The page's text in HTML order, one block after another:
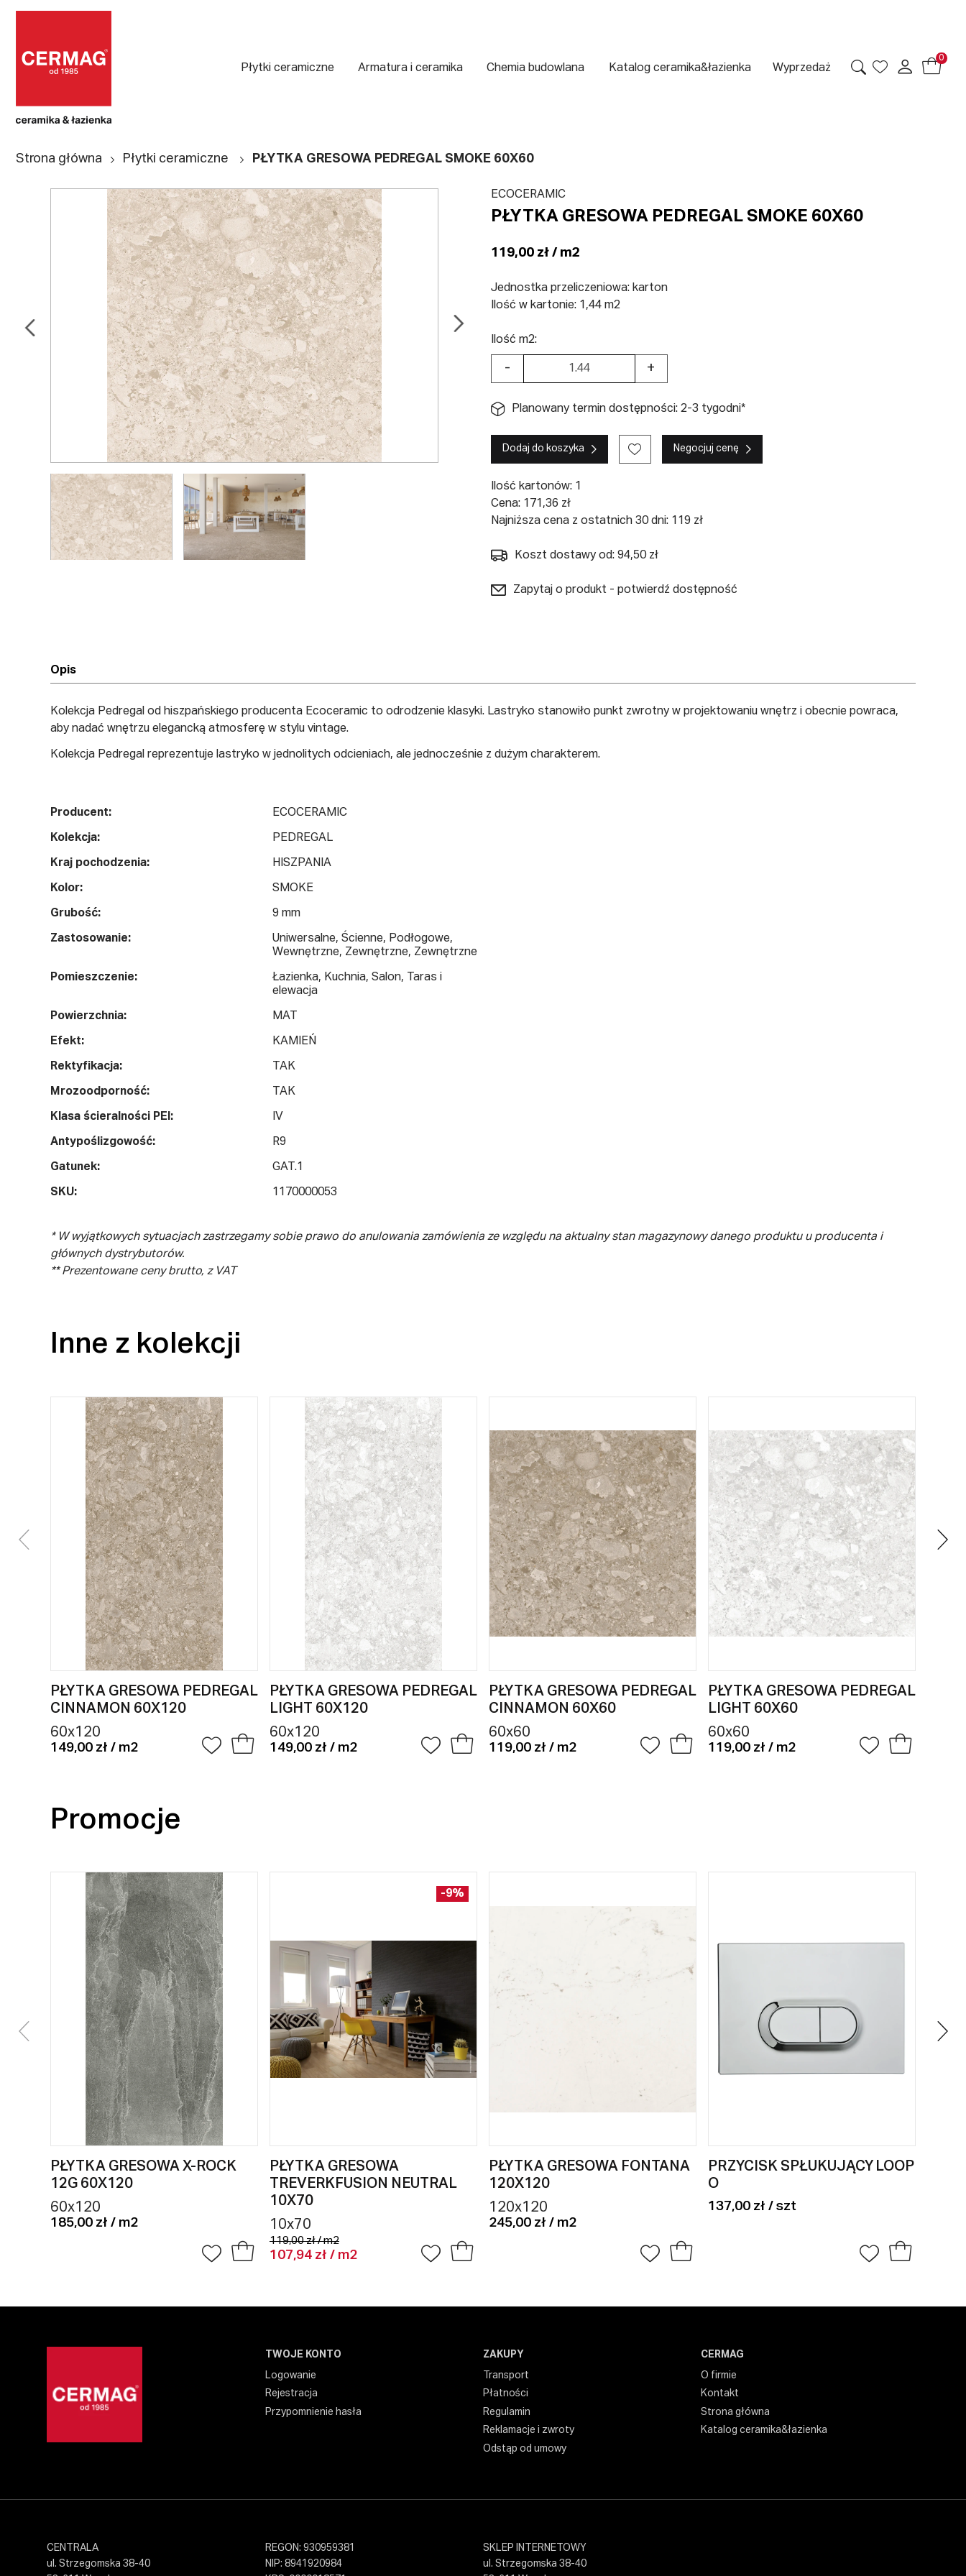
Płytki ceramiczne Armatura i ceramika Chemia budowlana Katalog ceramika&łazienka Wyprzedaż
0
Strona główna Płytki ceramiczne PŁYTKA GRESOWA PEDREGAL SMOKE 60X60
ECOCERAMIC
PŁYTKA GRESOWA PEDREGAL SMOKE 60X60
119,00 zł / m2
Jednostka przeliczeniowa: karton
Ilość w kartonie: 1,44 m2
Ilość m2:
- +
Planowany termin dostępności: 2-3 tygodni*
Dodaj do koszyka Negocjuj cenę
Ilość kartonów: 1
Cena: 171,36 zł
Najniższa cena z ostatnich 30 dni: 119 zł
Koszt dostawy od: 94,50 zł
Zapytaj o produkt - potwierdź dostępność
Opis
Kolekcja Pedregal od hiszpańskiego producenta Ecoceramic to odrodzenie klasyki. Lastryko stanowiło punkt zwrotny w projektowaniu wnętrz i obecnie powraca,
aby nadać wnętrzu elegancką atmosferę w stylu vintage.
Kolekcja Pedregal reprezentuje lastryko w jednolitych odcieniach, ale jednocześnie z dużym charakterem.
Producent: ECOCERAMIC
Kolekcja: PEDREGAL
Kraj pochodzenia: HISZPANIA
Kolor: SMOKE
Grubość: 9 mm
Zastosowanie:
Uniwersalne, Ścienne, Podłogowe,
Wewnętrzne, Zewnętrzne, Zewnętrzne
Pomieszczenie:
Łazienka, Kuchnia, Salon, Taras i
elewacja
Powierzchnia: MAT
Efekt: KAMIEŃ
Rektyfikacja: TAK
Mrozoodporność: TAK
Klasa ścieralności PEI: IV
Antypoślizgowość: R9
Gatunek: GAT.1
SKU: 1170000053
* W wyjątkowych sytuacjach zastrzegamy sobie prawo do anulowania zamówienia ze względu na aktualny stan magazynowy danego produktu u producenta i
głównych dystrybutorów.
** Prezentowane ceny brutto, z VAT
Inne z kolekcji
PŁYTKA GRESOWA PEDREGAL
CINNAMON 60X120
60x120
149,00 zł / m2
PŁYTKA GRESOWA PEDREGAL
LIGHT 60X120
60x120
149,00 zł / m2
PŁYTKA GRESOWA PEDREGAL
CINNAMON 60X60
60x60
119,00 zł / m2
PŁYTKA GRESOWA PEDREGAL
LIGHT 60X60
60x60
119,00 zł / m2
Promocje
PŁYTKA GRESOWA X-ROCK
12G 60X120
60x120
185,00 zł / m2
PŁYTKA GRESOWA
TREVERKFUSION NEUTRAL
10X70
10x70
119,00 zł / m2
107,94 zł / m2
-9%
PŁYTKA GRESOWA FONTANA
120X120
120x120
245,00 zł / m2
PRZYCISK SPŁUKUJĄCY LOOP
O
137,00 zł / szt
TWOJE KONTO
Logowanie
Rejestracja
Przypomnienie hasła
ZAKUPY
Transport
Płatności
Regulamin
Reklamacje i zwroty
Odstąp od umowy
CERMAG
O firmie
Kontakt
Strona główna
Katalog ceramika&łazienka
CENTRALA
ul. Strzegomska 38-40
REGON: 930959381
NIP: 8941920984
SKLEP INTERNETOWY
ul. Strzegomska 38-40